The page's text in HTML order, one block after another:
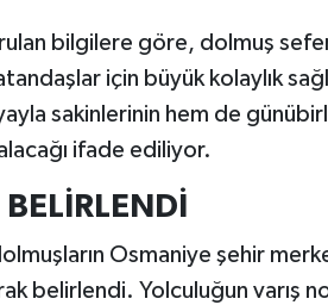
bilgilere göre, dolmuş
için büyük kolaylık
sakinlerinin hem de
ifade ediliyor.
Osmaniye şehir
belirlendi. Yolculuğun varış